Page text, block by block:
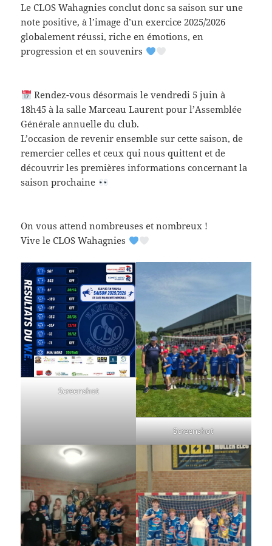
Le CLOS Wahagnies conclut donc sa saison sur une
note positive, à l’image d’un exercice 2025/2026
globalement réussi, riche en émotions, en
progression et en souvenirs
Rendez-vous désormais le vendredi 5 juin à
18h45 à la salle Marceau Laurent pour l’Assemblée
Générale annuelle du club.
L’occasion de revenir ensemble sur cette saison, de
remercier celles et ceux qui nous quittent et de
découvrir les premières informations concernant la
saison prochaine
On vous attend nombreuses et nombreux !
Vive le CLOS Wahagnies
Screenshot
Screenshot